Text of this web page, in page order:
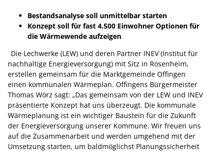
Bestandsanalyse soll unmittelbar starten
Konzept soll für fast 4.500 Einwohner Optionen für
die Wärmewende aufzeigen
Die Lechwerke (LEW) und deren Partner INEV (Institut für
nachhaltige Energieversorgung) mit Sitz in Rosenheim,
erstellen gemeinsam für die Marktgemeinde Offingen
einen kommunalen Wärmeplan. Offingens Bürgermeister
Thomas Wörz sagt: „Das gemeinsam von der LEW und INEV
präsentierte Konzept hat uns überzeugt. Die kommunale
Wärmeplanung ist ein wichtiger Baustein für die Zukunft
der Energieversorgung unserer Kommune. Wir freuen uns
auf die Zusammenarbeit und werden umgehend mit der
Umsetzung starten, um baldmöglichst Planungssicherheit